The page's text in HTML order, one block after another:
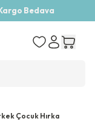
Bedava
Çocuk Hırka